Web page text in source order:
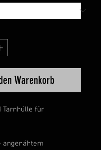
Warenkorb
Tarnhülle für
angenähtem